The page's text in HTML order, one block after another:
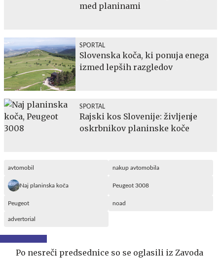
med planinami
SPORTAL
Slovenska koča, ki ponuja enega
izmed lepših razgledov
SPORTAL
Rajski kos Slovenije: življenje
oskrbnikov planinske koče
avtomobil nakup avtomobila
Naj planinska koča Peugeot 3008
Peugeot noad
advertorial
Po nesreči predsednice so se oglasili iz Zavoda